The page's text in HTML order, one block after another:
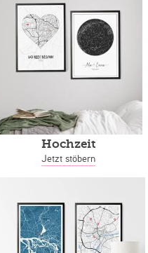
Hochzeit
Jetzt stöbern